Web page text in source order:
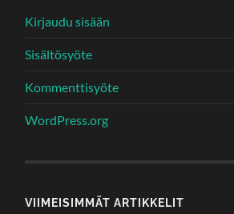
Kirjaudu sisään
Sisältösyöte
Kommenttisyöte
WordPress.org
VIIMEISIMMÄT ARTIKKELIT